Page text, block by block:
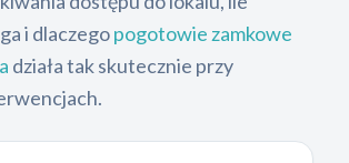
i dlaczegopogotowie zamkowe
działa tak skutecznie przy